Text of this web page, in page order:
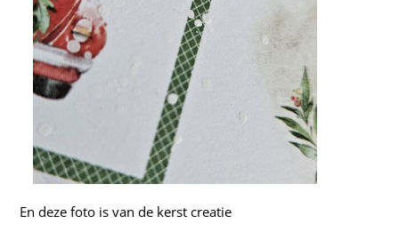
En deze foto is van de kerst creatie